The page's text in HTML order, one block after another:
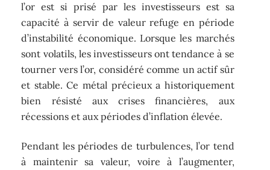
l’or est si prisé par les investisseurs est sa
capacité à servir de valeur refuge en période
d’instabilité économique. Lorsque les marchés
sont volatils, les investisseurs ont tendance à se
tourner vers l’or, considéré comme un actif sûr
et stable. Ce métal précieux a historiquement
bien résisté aux crises financières, aux
récessions et aux périodes d’inflation élevée.
Pendant les périodes de turbulences, l’or tend
à maintenir sa valeur, voire à l’augmenter,